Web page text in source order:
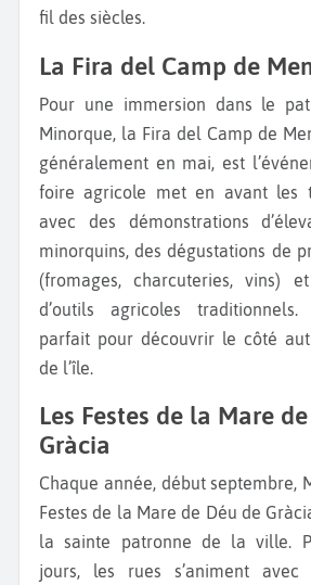
fil des siècles.
La Fira del Camp de
Pour une immersion dans le patrimoine rural de
Minorque, la Fira del Camp de
généralement en mai, est
foire agricole met en avant les
avec des démonstrations
minorquins, des dégustations de
(fromages, charcuteries, vins)
d’outils agricoles traditionnels.
parfait pour découvrir le côté
de l’île.
Les Festes de la Mare de Déu de
Gràcia
Chaque année, début septembre, Mahón célèbre les
Festes de la Mare de Déu de
la sainte patronne de la ville.
jours, les rues s’animent avec